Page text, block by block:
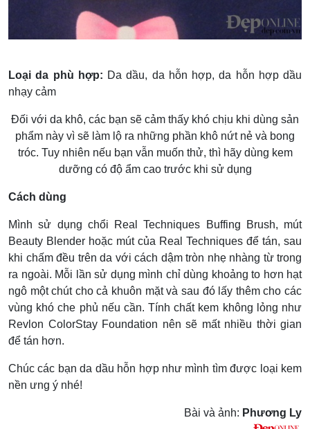
Loại da phù hợp: Da dầu, da hỗn hợp, da hỗn hợp dầu
nhạy cảm
Đối với da khô, các bạn sẽ cảm thấy khó chịu khi dùng sản
phẩm này vì sẽ làm lộ ra những phần khô nứt nẻ và bong
tróc. Tuy nhiên nếu bạn vẫn muốn thử, thì hãy dùng kem
dưỡng có độ ẩm cao trước khi sử dụng
Cách dùng
Mình sử dụng chổi Real Techniques Buffing Brush, mút
Beauty Blender hoặc mút của Real Techniques để tán, sau
khi chấm đều trên da với cách dậm tròn nhẹ nhàng từ trong
ra ngoài. Mỗi lần sử dụng mình chỉ dùng khoảng to hơn hạt
ngô một chút cho cả khuôn mặt và sau đó lấy thêm cho các
vùng khó che phủ nếu cần. Tính chất kem không lỏng như
Revlon ColorStay Foundation nên sẽ mất nhiều thời gian
để tán hơn.
Chúc các bạn da dầu hỗn hợp như mình tìm được loại kem
nền ưng ý nhé!
Bài và ảnh: Phương Ly